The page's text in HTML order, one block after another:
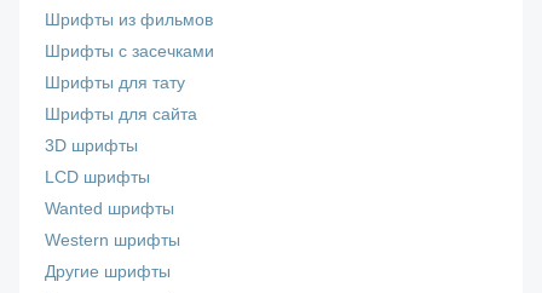
Шрифты из фильмов
Шрифты с засечками
Шрифты для тату
Шрифты для сайта
3D шрифты
LCD шрифты
Wanted шрифты
Western шрифты
Другие шрифты